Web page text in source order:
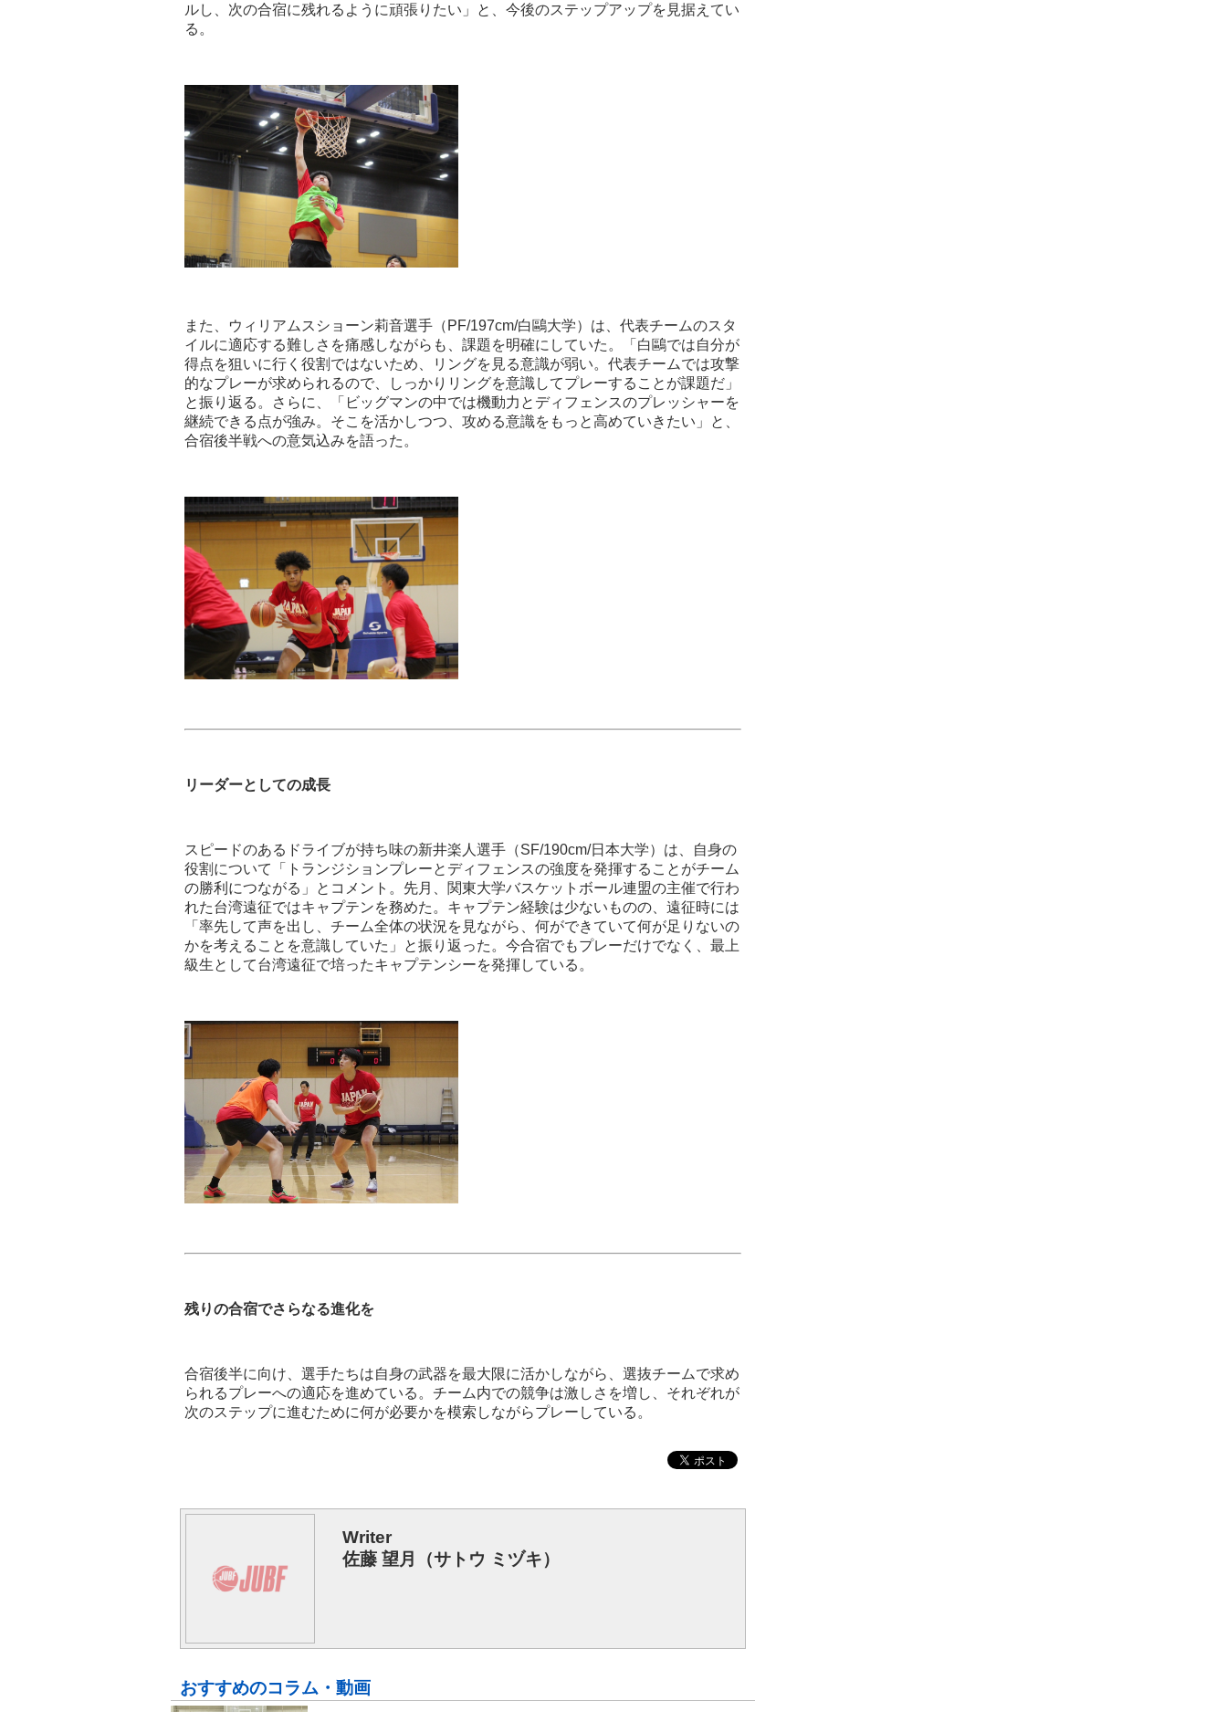
ルし、次の合宿に残れるように頑張りたい」と、今後のステップアップを見据えてい
る。
また、ウィリアムスショーン莉音選手（PF/197cm/白鷗大学）は、代表チームのスタ
イルに適応する難しさを痛感しながらも、課題を明確にしていた。「白鷗では自分が
得点を狙いに行く役割ではないため、リングを見る意識が弱い。代表チームでは攻撃
的なプレーが求められるので、しっかりリングを意識してプレーすることが課題だ」
と振り返る。さらに、「ビッグマンの中では機動力とディフェンスのプレッシャーを
継続できる点が強み。そこを活かしつつ、攻める意識をもっと高めていきたい」と、
合宿後半戦への意気込みを語った。
リーダーとしての成長
スピードのあるドライブが持ち味の新井楽人選手（SF/190cm/日本大学）は、自身の
役割について「トランジションプレーとディフェンスの強度を発揮することがチーム
の勝利につながる」とコメント。先月、関東大学バスケットボール連盟の主催で行わ
れた台湾遠征ではキャプテンを務めた。キャプテン経験は少ないものの、遠征時には
「率先して声を出し、チーム全体の状況を見ながら、何ができていて何が足りないの
かを考えることを意識していた」と振り返った。今合宿でもプレーだけでなく、最上
級生として台湾遠征で培ったキャプテンシーを発揮している。
残りの合宿でさらなる進化を
合宿後半に向け、選手たちは自身の武器を最大限に活かしながら、選抜チームで求め
られるプレーへの適応を進めている。チーム内での競争は激しさを増し、それぞれが
次のステップに進むために何が必要かを模索しながらプレーしている。
Writer
佐藤 望月（サトウ ミヅキ）
おすすめのコラム・動画